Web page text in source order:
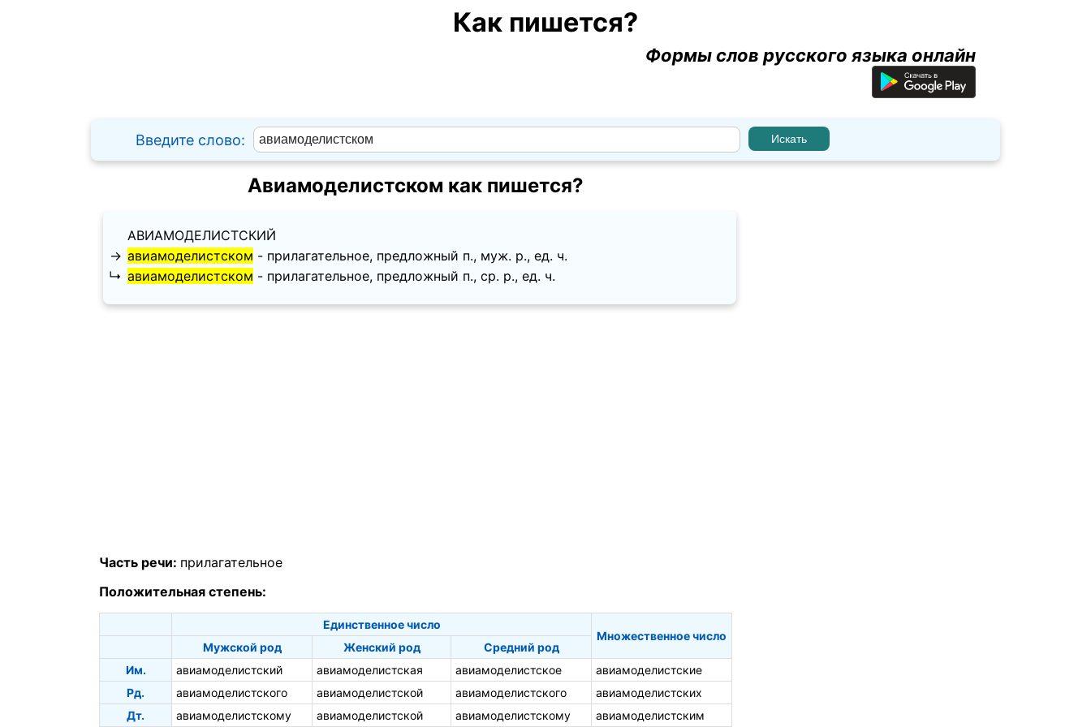
Как пишется?
Формы слов русского языка онлайн
Введите слово:
Авиамоделистском как пишется?
АВИАМОДЕЛИСТСКИЙ
→ авиамоделистском - прилагательное, предложный п., муж. p., ед. ч.
↳ авиамоделистском - прилагательное, предложный п., ср. p., ед. ч.
Часть речи: прилагательное
Положительная степень:
Единственное число
Множественное число
Мужской род
Женский род
Средний род
Им.
авиамоделистский авиамоделистская авиамоделистское
авиамоделистские
Рд.
авиамоделистского авиамоделистской авиамоделистского
авиамоделистских
Дт.
авиамоделистскому авиамоделистской авиамоделистскому авиамоделистским